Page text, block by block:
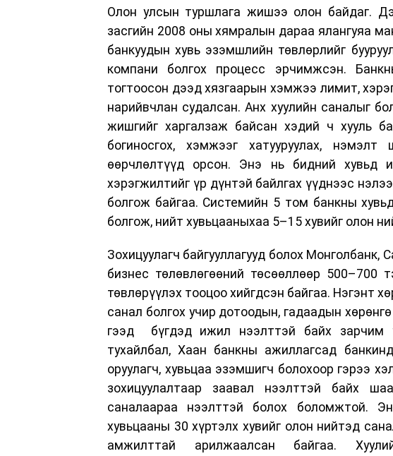
Олон улсын туршлага жишээ олон байдаг.
засгийн 2008 оны хямралын дараа ялангуяа
банкуудын хувь эзэмшлийн төвлөрлийг
компани болгох процесс эрчимжсэн.
тогтоосон дээд хязгаарын хэмжээ лимит,
нарийвчлан судалсан. Анх хуулийн саналыг
жишгийг харгалзаж байсан хэдий ч хууль
богиносгох, хэмжээг хатууруулах,
өөрчлөлтүүд орсон. Энэ нь бидний хувьд
хэрэгжилтийг үр дүнтэй байлгах үүднээс
болгож байгаа. Системийн 5 том банкны
болгож, нийт хувьцааныхаа 5–15 хувийг олон
Зохицуулагч байгууллагууд болох Монголбанк,
бизнес төлөвлөгөөний төсөөллөөр 500–700
төвлөрүүлэх тооцоо хийгдсэн байгаа. Нэгэнт
санал болгох учир дотоодын, гадаадын
гээд бүгдэд ижил нээлттэй байх зарчим
тухайлбал, Хаан банкны ажиллагсад
оруулагч, хувьцаа эзэмшигч болохоор гэрээ
зохицуулалтаар заавал нээлттэй байх
саналаараа нээлттэй болох боломжтой.
хувьцааны 30 хүртэлх хувийг олон нийтэд
амжилттай арилжаалсан байгаа.